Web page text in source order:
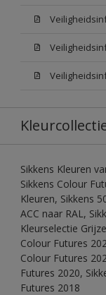
Sikkens Kleuren
Sikkens Colour
Kleuren, Sikkens
ACC naar RAL,
Kleurselectie
Colour Futures
Colour Futures
Futures 2020,
Futures 2018